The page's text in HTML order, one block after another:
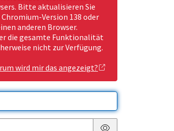
Bitte aktualisieren Sie
Version 138 oder
anderen Browser.
die gesamte Funktionalität
nicht zur Verfügung.
wird mir das angezeigt?